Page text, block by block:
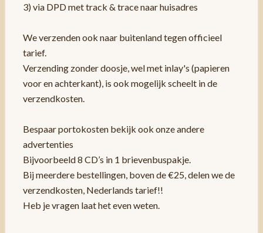
3) via DPD met track & trace naar huisadres
We verzenden ook naar buitenland tegen officieel
tarief.
Verzending zonder doosje, wel met inlay's (papieren
voor en achterkant), is ook mogelijk scheelt in de
verzendkosten.
Bespaar portokosten bekijk ook onze andere
advertenties
Bijvoorbeeld 8 CD’s in 1 brievenbuspakje.
Bij meerdere bestellingen, boven de €25, delen we de
verzendkosten, Nederlands tarief!!
Heb je vragen laat het even weten.